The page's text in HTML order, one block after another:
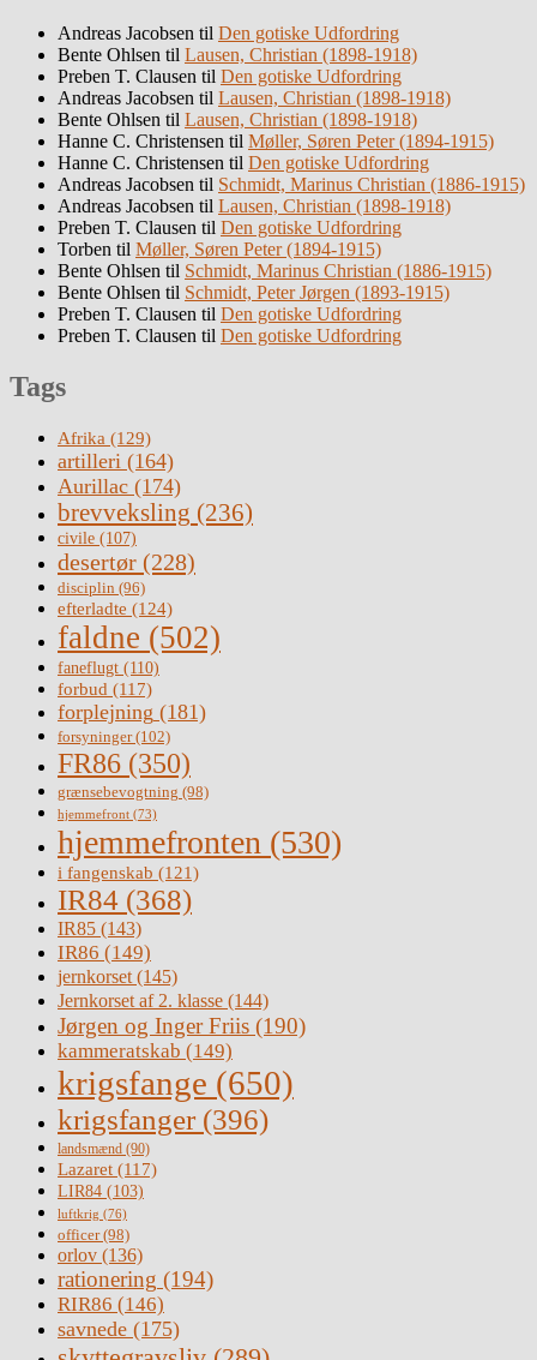
Andreas Jacobsen til Den gotiske Udfordring
Bente Ohlsen til Lausen, Christian (1898-1918)
Preben T. Clausen til Den gotiske Udfordring
Andreas Jacobsen til Lausen, Christian (1898-1918)
Bente Ohlsen til Lausen, Christian (1898-1918)
Hanne C. Christensen til Møller, Søren Peter (1894-1915)
Hanne C. Christensen til Den gotiske Udfordring
Andreas Jacobsen til Schmidt, Marinus Christian (1886-1915)
Andreas Jacobsen til Lausen, Christian (1898-1918)
Preben T. Clausen til Den gotiske Udfordring
Torben til Møller, Søren Peter (1894-1915)
Bente Ohlsen til Schmidt, Marinus Christian (1886-1915)
Bente Ohlsen til Schmidt, Peter Jørgen (1893-1915)
Preben T. Clausen til Den gotiske Udfordring
Preben T. Clausen til Den gotiske Udfordring
Tags
Afrika (129)
artilleri (164)
Aurillac (174)
brevveksling (236)
civile (107)
desertør (228)
disciplin (96)
efterladte (124)
faldne (502)
faneflugt (110)
forbud (117)
forplejning (181)
forsyninger(102)
FR86 (350)
grænsebevogtning (98)
hjemmefront (73)
hjemmefronten (530)
i fangenskab (121)
IR84 (368)
IR85 (143)
IR86 (149)
jernkorset(145)
Jernkorset af 2. klasse (144)
Jørgen og Inger Friis (190)
kammeratskab (149)
krigsfange (650)
krigsfanger (396)
landsmænd (90)
Lazaret (117)
LIR84 (103)
luftkrig (76)
officer(98)
orlov (136)
rationering (194)
RIR86 (146)
savnede (175)